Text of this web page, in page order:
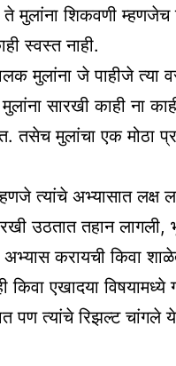
मुलांना शिकवणी
स्वस्त नाही.
मुलांना जे पाहीजे
सारखी काही ना
तसेच मुलांचा एक मोठा
त्यांचे अभ्यासात लक्ष
उठतात तहान
करायची किवा
एखादया विषयामध्ये
पण त्यांचे रिझल्ट चांगले